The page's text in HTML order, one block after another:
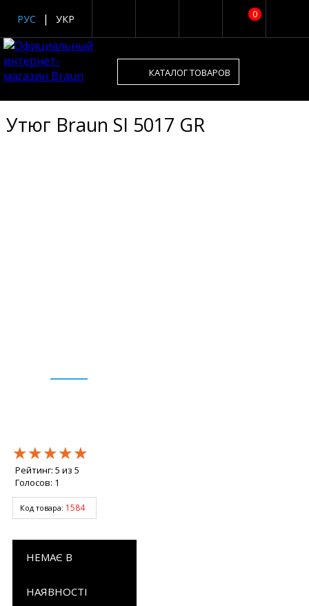
0
РУС УКР
КАТАЛОГ ТОВАРОВ
Утюг Braun SI 5017 GR
★★★★★
★★★★★
★★★★★
Рейтинг: 5 из 5
Голосов: 1
Код товара: 1584
НЕМАЄ В
НАЯВНОСТІ